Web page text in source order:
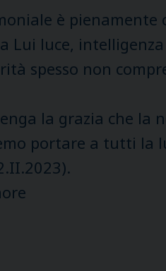
è
Lui luce,
spesso non
la grazia che la
portare a tutti la